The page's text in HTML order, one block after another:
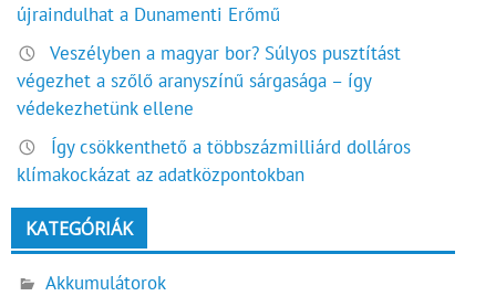
újraindulhat a Dunamenti Erőmű
Veszélyben a magyar bor? Súlyos pusztítást
végezhet a szőlő aranyszínű sárgasága – így
védekezhetünk ellene
Így csökkenthető a többszázmilliárd dolláros
klímakockázat az adatközpontokban
KATEGÓRIÁK
Akkumulátorok